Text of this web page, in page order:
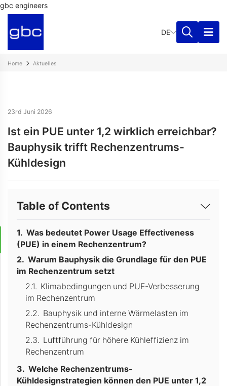
gbc engineers
DE
Home Aktuelles
23rd Juni 2026
Ist ein PUE unter 1,2 wirklich erreichbar?
Bauphysik trifft Rechenzentrums-
Kühldesign
Table of Contents
Was bedeutet Power Usage Effectiveness
(PUE) in einem Rechenzentrum?
Warum Bauphysik die Grundlage für den PUE
im Rechenzentrum setzt
Klimabedingungen und PUE-Verbesserung
im Rechenzentrum
Bauphysik und interne Wärmelasten im
Rechenzentrums-Kühldesign
Luftführung für höhere Kühleffizienz im
Rechenzentrum
Welche Rechenzentrums-
Kühldesignstrategien können den PUE unter 1,2